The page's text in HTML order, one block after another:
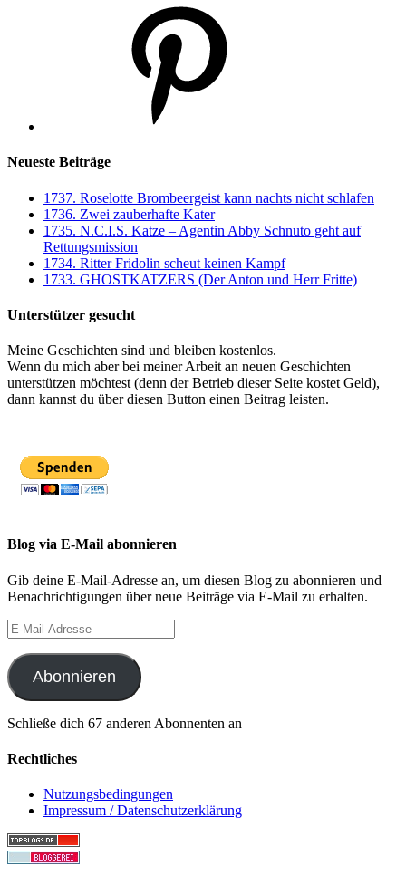
Neueste Beiträge
1737. Roselotte Brombeergeist kann nachts nicht schlafen
1736. Zwei zauberhafte Kater
1735. N.C.I.S. Katze – Agentin Abby Schnuto geht auf
Rettungsmission
1734. Ritter Fridolin scheut keinen Kampf
1733. GHOSTKATZERS (Der Anton und Herr Fritte)
Unterstützer gesucht
Meine Geschichten sind und bleiben kostenlos.
Wenn du mich aber bei meiner Arbeit an neuen Geschichten
unterstützen möchtest (denn der Betrieb dieser Seite kostet Geld),
dann kannst du über diesen Button einen Beitrag leisten.
Blog via E-Mail abonnieren
Gib deine E-Mail-Adresse an, um diesen Blog zu abonnieren und
Benachrichtigungen über neue Beiträge via E-Mail zu erhalten.
E-
Mail-
Adresse
Abonnieren
Schließe dich 67 anderen Abonnenten an
Rechtliches
Nutzungsbedingungen
Impressum / Datenschutzerklärung